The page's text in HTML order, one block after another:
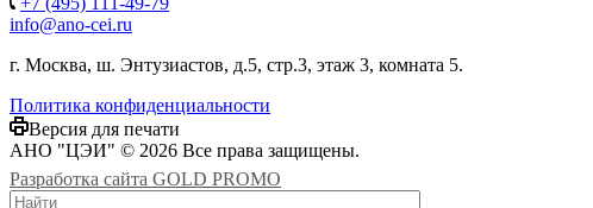
info@ano-cei.ru
г. Москва, ш. Энтузиастов, д.5, стр.3, этаж 3, комната 5.
Политика конфиденциальности
Версия для печати
АНО "ЦЭИ" © 2026 Все права защищены.
Разработка сайта GOLD PROMO